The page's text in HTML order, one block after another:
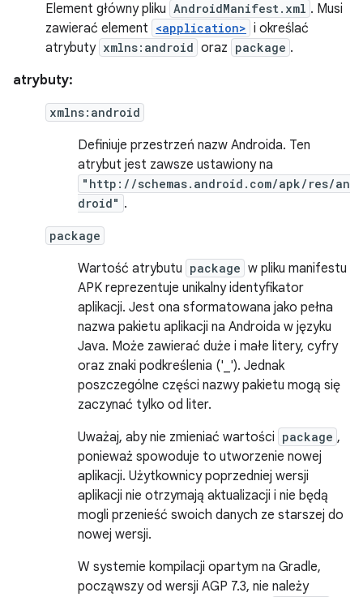
Element główny pliku AndroidManifest.xml . Musi
zawierać element <application> i określać
atrybuty xmlns:android oraz package .
atrybuty:
xmlns:android
Definiuje przestrzeń nazw Androida. Ten
atrybut jest zawsze ustawiony na
"http://schemas.android.com/apk/res/an
droid" .
package
Wartość atrybutu package w pliku manifestu
APK reprezentuje unikalny identyfikator
aplikacji. Jest ona sformatowana jako pełna
nazwa pakietu aplikacji na Androida w języku
Java. Może zawierać duże i małe litery, cyfry
oraz znaki podkreślenia ('_'). Jednak
poszczególne części nazwy pakietu mogą się
zaczynać tylko od liter.
Uważaj, aby nie zmieniać wartości package ,
ponieważ spowoduje to utworzenie nowej
aplikacji. Użytkownicy poprzedniej wersji
aplikacji nie otrzymają aktualizacji i nie będą
mogli przenieść swoich danych ze starszej do
nowej wersji.
W systemie kompilacji opartym na Gradle,
począwszy od wersji AGP 7.3, nie należy